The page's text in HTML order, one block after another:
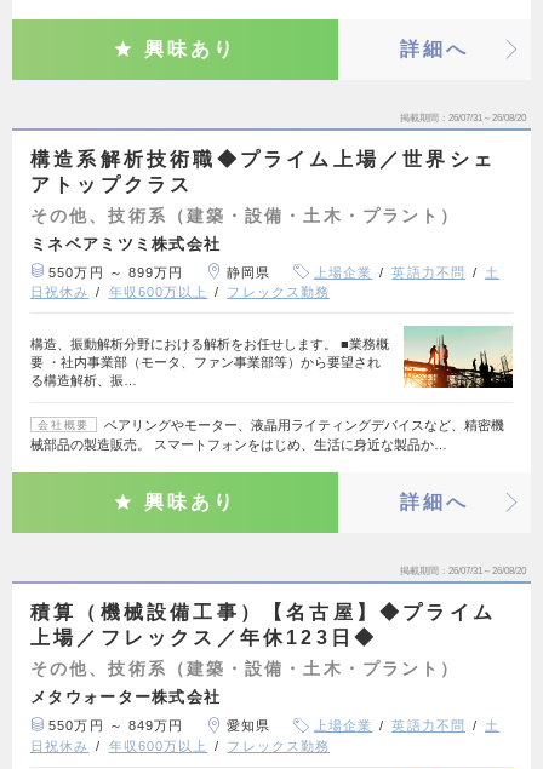
興味あり 詳細へ
掲載期間 26/07/31～26/08/20
構造系解析技術職◆プライム上場／世界シェ
アトップクラス
その他、技術系（建築・設備・土木・プラント）
ミネベアミツミ株式会社
550万円 ～ 899万円 静岡県 上場企業 英語力不問
土
日祝休み
年収600万以上 フレックス勤務
構造、振動解析分野における解析をお任せします。 ■業務概
要 ・社内事業部（モータ、ファン事業部等）から要望され
る構造解析、振…
会社概要
ベアリングやモーター、液晶用ライティングデバイスなど、精密機
械部品の製造販売。 スマートフォンをはじめ、生活に身近な製品か…
興味あり 詳細へ
掲載期間 26/07/31～26/08/20
積算（機械設備工事）【名古屋】◆プライム
上場／フレックス／年休123日◆
その他、技術系（建築・設備・土木・プラント）
メタウォーター株式会社
550万円 ～ 849万円 愛知県 上場企業 英語力不問
土
日祝休み
年収600万以上 フレックス勤務